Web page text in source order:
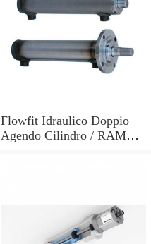
Flowfit Idraulico Doppio
Agendo Cilindro / RAM